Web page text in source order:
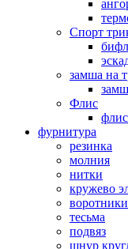
Спорт
замша на
Флис
фурнитура
резинка
молния
нитки
кружево
тесьма
подвяз
шнур